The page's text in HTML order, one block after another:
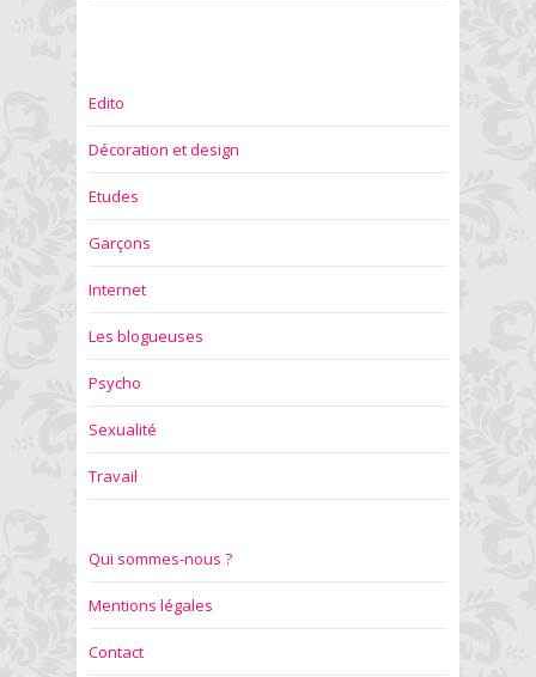
Edito
Décoration et design
Etudes
Garçons
Internet
Les blogueuses
Psycho
Sexualité
Travail
Qui sommes-nous ?
Mentions légales
Contact